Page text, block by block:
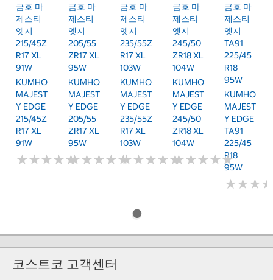
금호 마
제스티
엣지
215/45Z
R17 XL
91W
KUMHO
MAJEST
Y EDGE
215/45Z
R17 XL
91W
★★★★★
★★★★★
금호 마
제스티
엣지
205/55
ZR17 XL
95W
KUMHO
MAJEST
Y EDGE
205/55
ZR17 XL
95W
★★★★★
★★★★★
금호 마
제스티
엣지
235/55Z
R17 XL
103W
KUMHO
MAJEST
Y EDGE
235/55Z
R17 XL
103W
★★★★★
★★★★★
금호 마
제스티
엣지
245/50
ZR18 XL
104W
KUMHO
MAJEST
Y EDGE
245/50
ZR18 XL
104W
★★★★★
★★★★★
금호 마
제스티
엣지
TA91
225/45
R18
95W
KUMHO
MAJEST
Y EDGE
TA91
225/45
R18
95W
★★★
★★★
코스트코 고객센터